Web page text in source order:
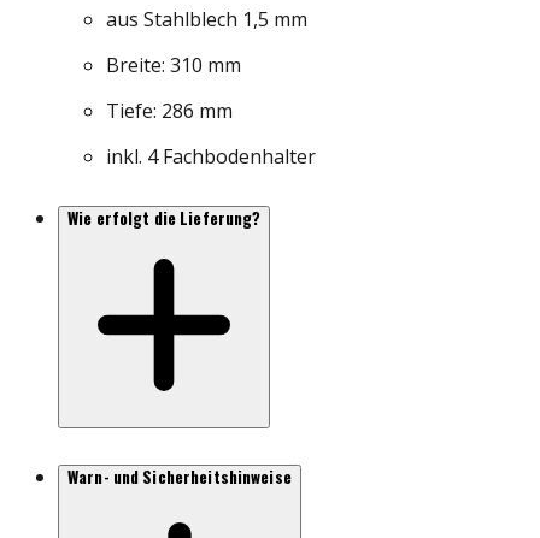
aus Stahlblech 1,5 mm
Breite: 310 mm
Tiefe: 286 mm
inkl. 4 Fachbodenhalter
Wie erfolgt die Lieferung?
Warn- und Sicherheitshinweise